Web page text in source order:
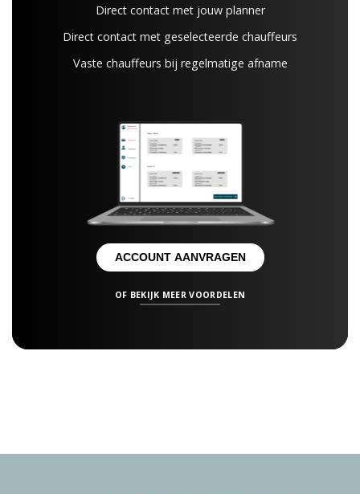
Direct contact met jouw planner
Direct contact met geselecteerde chauffeurs
Vaste chauffeurs bij regelmatige afname
ACCOUNT AANVRAGEN
OF BEKIJK MEER VOORDELEN